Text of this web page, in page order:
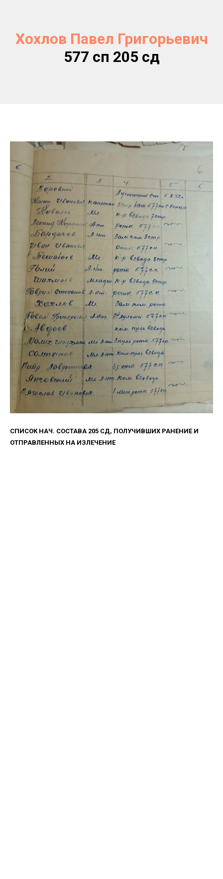
Хохлов Павел Григорьевич
577 сп 205 сд
СПИСОК НАЧ. СОСТАВА 205 СД, ПОЛУЧИВШИХ РАНЕНИЕ И
ОТПРАВЛЕННЫХ НА ИЗЛЕЧЕНИЕ